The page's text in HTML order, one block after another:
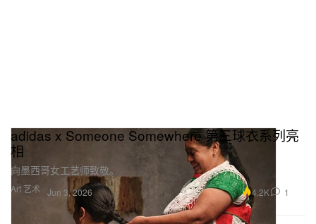
Art 艺术
adidas x Someone Somewhere 第三球衣系列亮
相
向墨西哥女工艺师致敬。
Jun 3, 2026 4.2K 1